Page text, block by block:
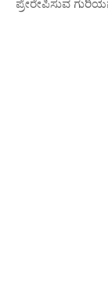
ಪ್ರೇರೇಪಿಸುವ